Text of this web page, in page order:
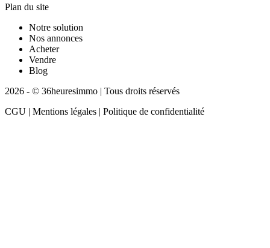
Plan du site
Notre solution
Nos annonces
Acheter
Vendre
Blog
2026 - © 36heuresimmo | Tous droits réservés
CGU | Mentions légales | Politique de confidentialité